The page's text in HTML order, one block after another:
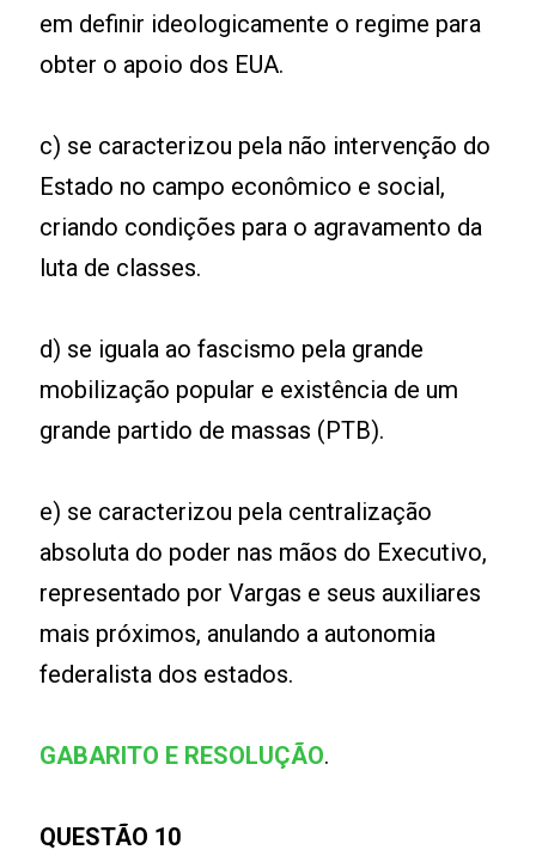
em definir ideologicamente o regime para
obter o apoio dos EUA.
c) se caracterizou pela não intervenção do
Estado no campo econômico e social,
criando condições para o agravamento da
luta de classes.
d) se iguala ao fascismo pela grande
mobilização popular e existência de um
grande partido de massas (PTB).
e) se caracterizou pela centralização
absoluta do poder nas mãos do Executivo,
representado por Vargas e seus auxiliares
mais próximos, anulando a autonomia
federalista dos estados.
GABARITO E RESOLUÇÃO.
QUESTÃO 10